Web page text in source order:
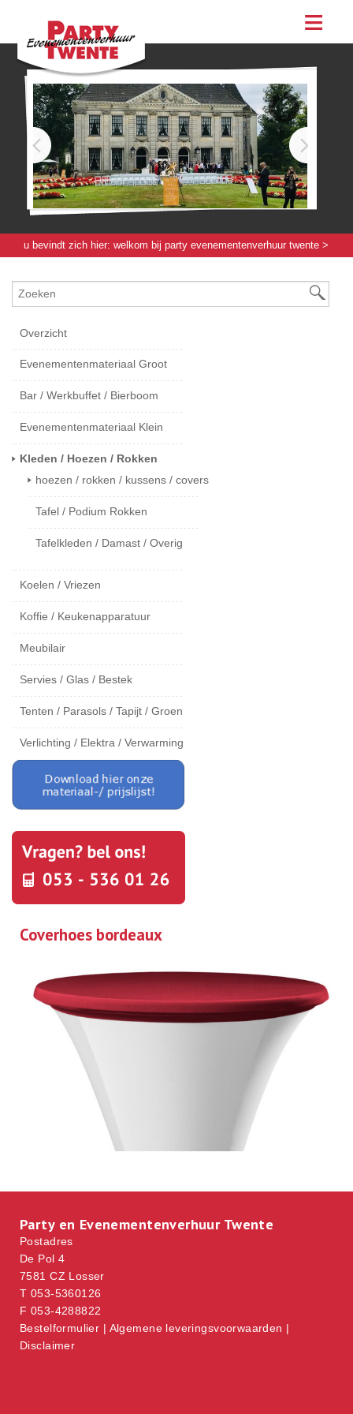
assortiment
evenementen
feesten
bestellen
contact
u bevindt zich hier: welkom bij party evenementenverhuur twente >
coverhoes bordeaux
Overzicht
Evenementenmateriaal Groot
Bar / Werkbuffet / Bierboom
Evenementenmateriaal Klein
Kleden / Hoezen / Rokken
hoezen / rokken / kussens / covers
Tafel / Podium Rokken
Tafelkleden / Damast / Overig
Koelen / Vriezen
Koffie / Keukenapparatuur
Meubilair
Servies / Glas / Bestek
Tenten / Parasols / Tapijt / Groen
Verlichting / Elektra / Verwarming
Coverhoes bordeaux
Party en Evenementenverhuur Twente
Postadres
De Pol 4
7581 CZ Losser
T 053-5360126
F 053-4288822
Bestelformulier | Algemene leveringsvoorwaarden |
Disclaimer